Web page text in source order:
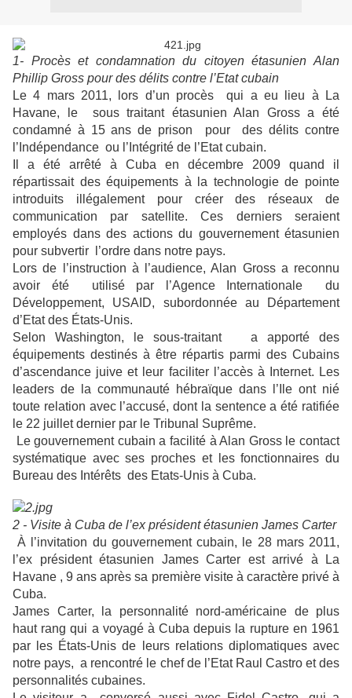
1- Procès et condamnation du citoyen étasunien Alan
Phillip Gross pour des délits contre l’Etat cubain
Le 4 mars 2011, lors d’un procès qui a eu lieu à La
Havane, le sous traitant étasunien Alan Gross a été
condamné à 15 ans de prison pour des délits contre
l’Indépendance ou l’Intégrité de l’Etat cubain.
Il a été arrêté à Cuba en décembre 2009 quand il
répartissait des équipements à la technologie de pointe
introduits illégalement pour créer des réseaux de
communication par satellite. Ces derniers seraient
employés dans des actions du gouvernement étasunien
pour subvertir l’ordre dans notre pays.
Lors de l’instruction à l’audience, Alan Gross a reconnu
avoir été utilisé par l’Agence Internationale du
Développement, USAID, subordonnée au Département
d’Etat des États-Unis.
Selon Washington, le sous-traitant a apporté des
équipements destinés à être répartis parmi des Cubains
d’ascendance juive et leur faciliter l’accès à Internet. Les
leaders de la communauté hébraïque dans l’Ile ont nié
toute relation avec l’accusé, dont la sentence a été ratifiée
le 22 juillet dernier par le Tribunal Suprême.
Le gouvernement cubain a facilité à Alan Gross le contact
systématique avec ses proches et les fonctionnaires du
Bureau des Intérêts des Etats-Unis à Cuba.
2 - Visite à Cuba de l’ex président étasunien James Carter
À l’invitation du gouvernement cubain, le 28 mars 2011,
l’ex président étasunien James Carter est arrivé à La
Havane , 9 ans après sa première visite à caractère privé à
Cuba.
James Carter, la personnalité nord-américaine de plus
haut rang qui a voyagé à Cuba depuis la rupture en 1961
par les États-Unis de leurs relations diplomatiques avec
notre pays, a rencontré le chef de l’Etat Raul Castro et des
personnalités cubaines.